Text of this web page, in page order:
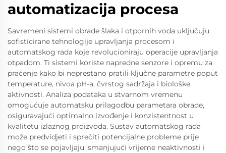
automatizacija procesa
Savremeni sistemi obrade šlaka i otpornih voda uključuju
sofisticirane tehnologije upravljanja procesom i
automatskog rada koje revolucioniraju operacije upravljanja
otpadom. Ti sistemi koriste napredne senzore i opremu za
praćenje kako bi neprestano pratili ključne parametre poput
temperature, nivoa pH-a, čvrstog sadržaja i biološke
aktivnosti. Analiza podataka u stvarnom vremenu
omogućuje automatsku prilagodbu parametara obrade,
osiguravajući optimalno izvođenje i konzistentnost u
kvalitetu izlaznog proizvoda. Sustav automatskog rada
može predvidjeti i sprečiti potencijalne probleme prije
nego što se pojavljaju, smanjujući vrijeme neaktivnosti i